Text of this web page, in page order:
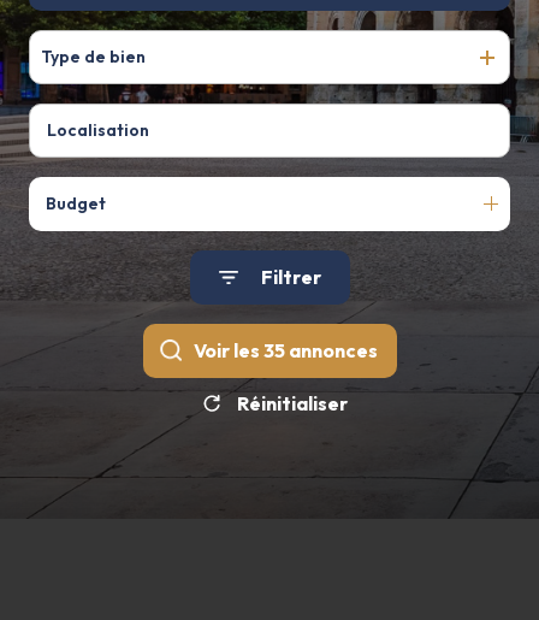
Type de bien
Budget
Filtrer
Voir les 35annonces
Réinitialiser